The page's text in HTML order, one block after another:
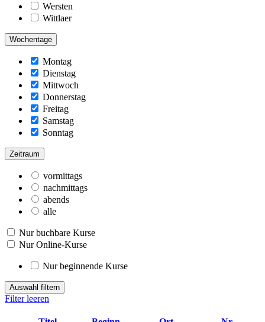
Wersten
Wittlaer
Wochentage
Montag
Dienstag
Mittwoch
Donnerstag
Freitag
Samstag
Sonntag
Zeitraum
vormittags
nachmittags
abends
alle
Nur buchbare Kurse
Nur Online-Kurse
Nur beginnende Kurse
Auswahl filtern
Filter leeren